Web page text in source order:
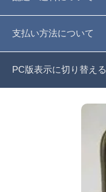
支払い方法について
PC版表示に切り替える